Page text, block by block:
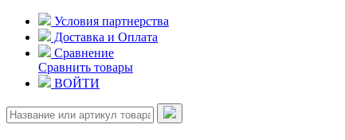
Skip
content
Условия партнерства
Доставка и Оплата
Сравнение
Сравнить товары
ВОЙТИ